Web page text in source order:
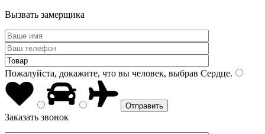
Вызвать замерщика
Пожалуйста, докажите, что вы человек, выбрав Сердце.
Заказать звонок